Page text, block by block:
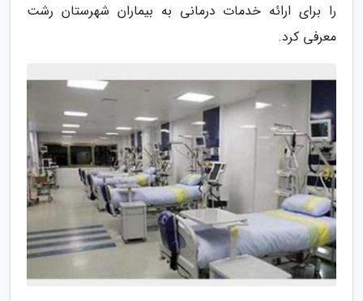
را برای ارائه خدمات درمانی به بیماران شهرستان رشت
معرفی کرد.